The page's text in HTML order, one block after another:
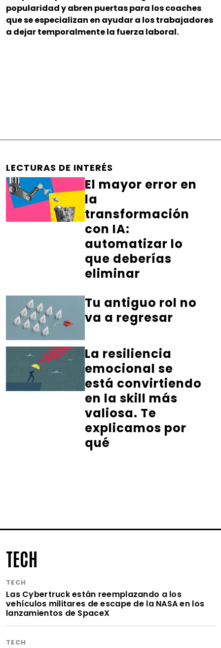
popularidad y abren puertas para los coaches
que se especializan en ayudar a los trabajadores
a dejar temporalmente la fuerza laboral.
LECTURAS DE INTERÉS
El mayor error en
la
transformación
con IA:
automatizar lo
que deberías
eliminar
Tu antiguo rol no
va a regresar
La resiliencia
emocional se
está convirtiendo
en la skill más
valiosa. Te
explicamos por
qué
TECH
TECH
Las Cybertruck están reemplazando a los
vehículos militares de escape de la NASA en los
lanzamientos de SpaceX
TECH